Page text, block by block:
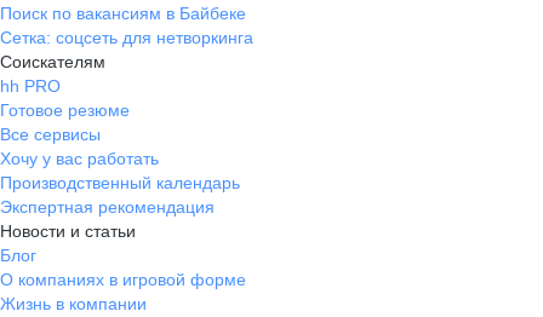
Поиск по вакансиям в Байбеке
Сетка: соцсеть для нетворкинга
Соискателям
hh PRO
Готовое резюме
Все сервисы
Хочу у вас работать
Производственный календарь
Экспертная рекомендация
Новости и статьи
Блог
О компаниях в игровой форме
Жизнь в компании